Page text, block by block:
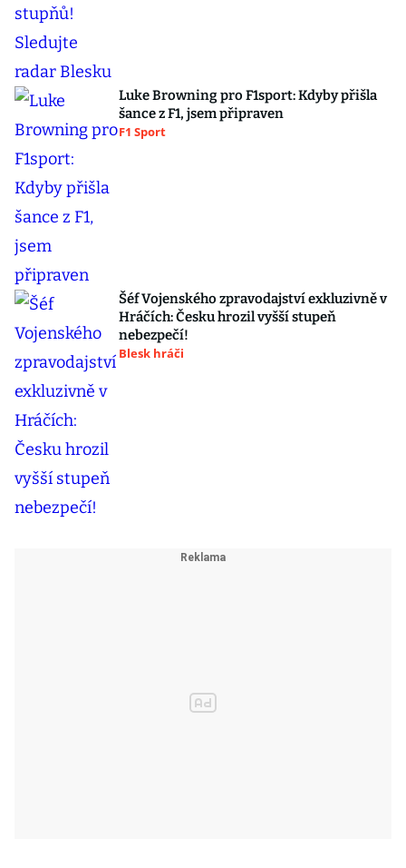
Luke Browning pro F1sport: Kdyby přišla
šance z F1, jsem připraven
F1 Sport
Šéf Vojenského zpravodajství exkluzivně v
Hráčích: Česku hrozil vyšší stupeň
nebezpečí!
Blesk hráči